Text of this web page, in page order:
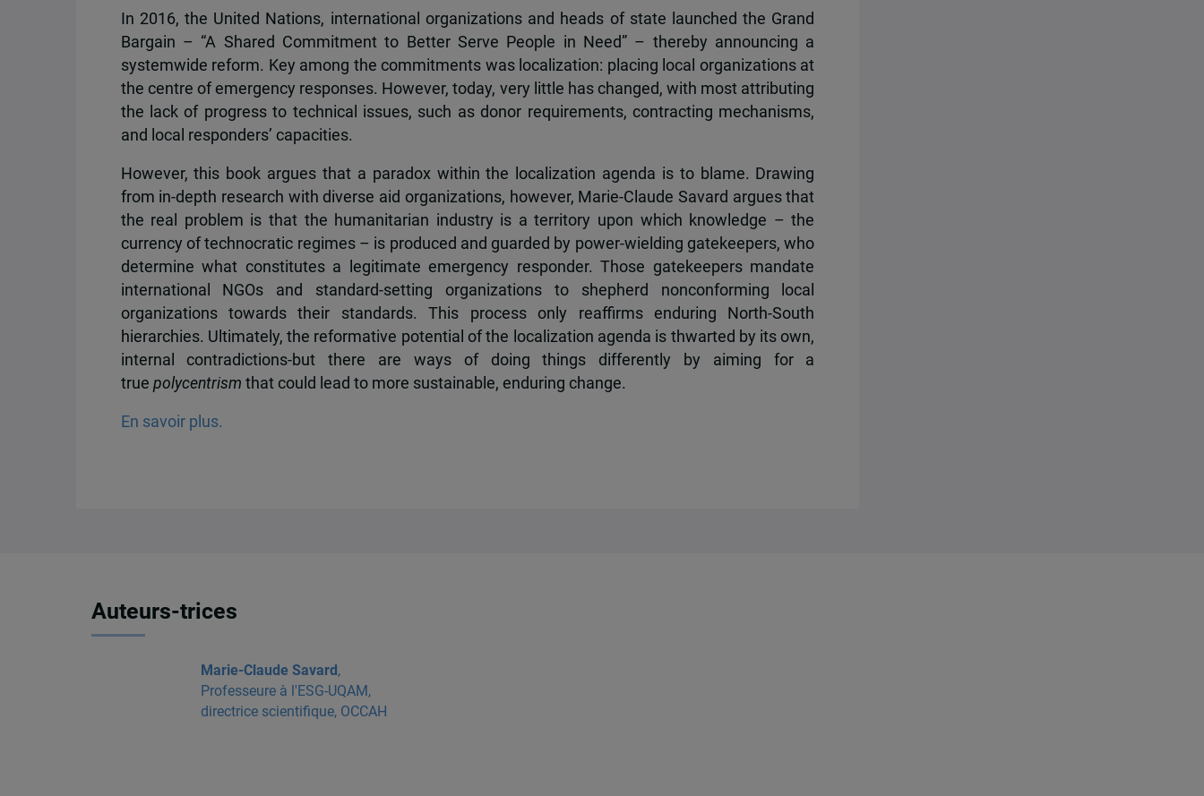
In 2016, the United Nations, international organizations and heads of state launched the Grand
Bargain – “A Shared Commitment to Better Serve People in Need” – thereby announcing a
systemwide reform. Key among the commitments was localization: placing local organizations at
the centre of emergency responses. However, today, very little has changed, with most attributing
the lack of progress to technical issues, such as donor requirements, contracting mechanisms,
and local responders’ capacities.
However, this book argues that a paradox within the localization agenda is to blame. Drawing
from in-depth research with diverse aid organizations, however, Marie-Claude Savard argues that
the real problem is that the humanitarian industry is a territory upon which knowledge – the
currency of technocratic regimes – is produced and guarded by power-wielding gatekeepers, who
determine what constitutes a legitimate emergency responder. Those gatekeepers mandate
international NGOs and standard-setting organizations to shepherd nonconforming local
organizations towards their standards. This process only reaffirms enduring North-South
hierarchies. Ultimately, the reformative potential of the localization agenda is thwarted by its own,
internal contradictions-but there are ways of doing things differently by aiming for a
true polycentrism that could lead to more sustainable, enduring change.
En savoir plus.
Auteurs-trices
Marie-Claude Savard,
Professeure à l'ESG-UQAM,
directrice scientifique, OCCAH